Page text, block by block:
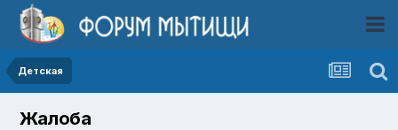
Детская
Жалоба